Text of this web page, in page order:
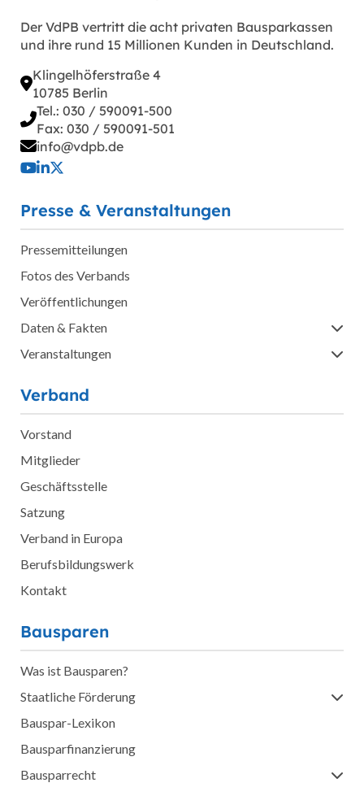
Der VdPB vertritt die acht privaten Bausparkassen
und ihre rund 15 Millionen Kunden in Deutschland.
Klingelhöferstraße 4
10785 Berlin
Tel.: 030 / 590091-500
Fax: 030 / 590091-501
info@vdpb.de
Presse & Veranstaltungen
Pressemitteilungen
Fotos des Verbands
Veröffentlichungen
Daten & Fakten
Veranstaltungen
Verband
Vorstand
Mitglieder
Geschäftsstelle
Satzung
Verband in Europa
Berufsbildungswerk
Kontakt
Bausparen
Was ist Bausparen?
Staatliche Förderung
Bauspar-Lexikon
Bausparfinanzierung
Bausparrecht